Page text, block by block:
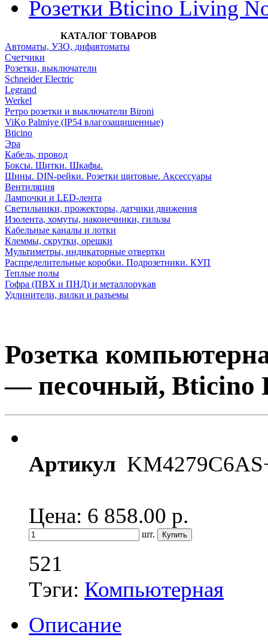
Розетки Bticino Living
КАТАЛОГ ТОВАРОВ
Автоматы, УЗО, дифавтоматы
Счетчики
Розетки, выключатели
Schneider Electric
Legrand
Werkel
Ретро розетки и выключатели Bironi
ViKo Palmiye (IP54 влагозащищенные)
Bticino
Эра
Кабель, провод
Боксы. Щитки. Шкафы.
Шины. DIN-рейки. Розетки щитовые. Аксессуары
Вентиляция
Лампочки и LED-лента
Светильники, прожекторы, датчики движения
Изолента, хомуты, наконечники, гильзы
Кабельные каналы и лотки
Клеммы, скрутки, орешки
Мультиметры, индикаторные отвертки
Распределительные коробки. Подрозетники. КУП
Теплые полы
Гофра (ПВХ и ПНД) и металлорукав
Удлинители, вилки и разъемы
Розетка
— песочный, Bticino
Артикул
Цена: 6 858.00 р.
шт.
521
Тэги: Компьютерная
Описание